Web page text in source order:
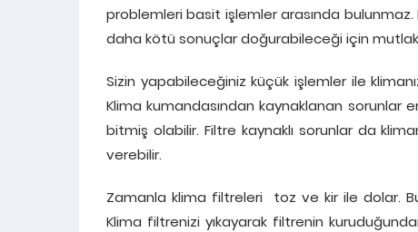
problemleri basit işlemler arasında
daha kötü sonuçlar doğurabileceği için
Sizin yapabileceğiniz küçük işlemler ile
Klima kumandasından kaynaklanan sorunlar
bitmiş olabilir. Filtre kaynaklı sorunlar da
verebilir.
Zamanla klima filtreleri toz ve kir ile dolar.
Klima filtrenizi yıkayarak filtrenin